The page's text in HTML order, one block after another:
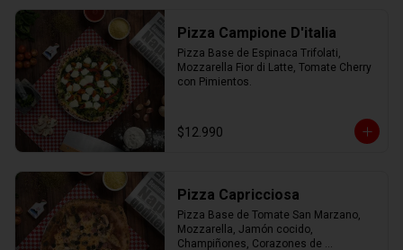
Pizza Campione D'italia
Pizza Base de Espinaca Trifolati,
Mozzarella Fior di Latte, Tomate Cherry
con Pimientos.
$12.990
Pizza Capricciosa
Pizza Base de Tomate San Marzano,
Mozzarella, Jamón cocido,
Champiñones, Corazones de